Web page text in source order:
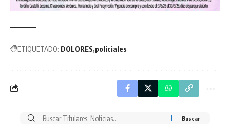
ETIQUETADO: DOLORES policiales
Buscar